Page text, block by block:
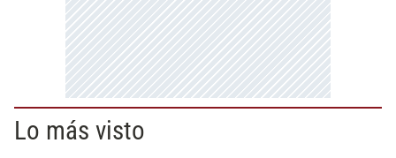
Lo más visto